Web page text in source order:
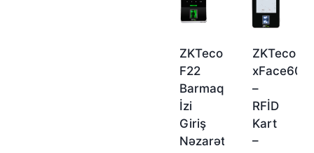
ZKTeco
F22
Barmaq
İzi
Giriş
Nəzarət
ZKTeco
xFace600
–
RFİD
Kart
–